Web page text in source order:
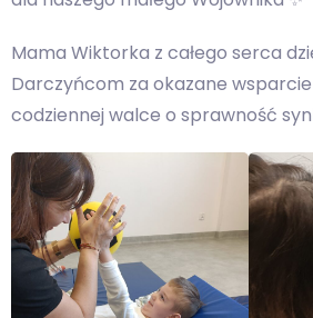
Mama Wiktorka z całego serca
Darczyńcom za okazane
codziennej walce o sprawność